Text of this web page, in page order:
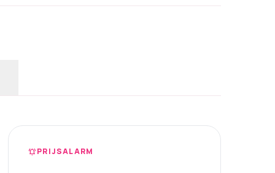
notifications_activePRIJSALARM